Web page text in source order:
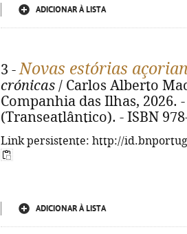
ADICIONAR À LISTA
3 -Novas estórias
crónicas / Carlos Alberto
Companhia das Ilhas, 2026.
(Transeatlântico). - ISBN
Link persistente: http://
ADICIONAR À LISTA